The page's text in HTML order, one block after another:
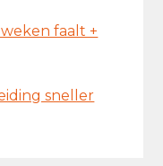
faalt +
sneller